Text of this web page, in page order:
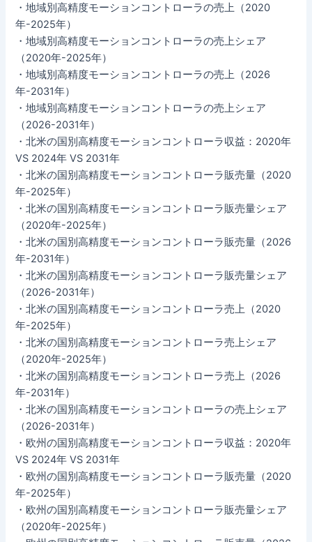
・地域別高精度モーションコントローラの売上（2020
年-2025年）
・地域別高精度モーションコントローラの売上シェア
（2020年-2025年）
・地域別高精度モーションコントローラの売上（2026
年-2031年）
・地域別高精度モーションコントローラの売上シェア
（2026-2031年）
・北米の国別高精度モーションコントローラ収益：2020年
VS 2024年 VS 2031年
・北米の国別高精度モーションコントローラ販売量（2020
年-2025年）
・北米の国別高精度モーションコントローラ販売量シェア
（2020年-2025年）
・北米の国別高精度モーションコントローラ販売量（2026
年-2031年）
・北米の国別高精度モーションコントローラ販売量シェア
（2026-2031年）
・北米の国別高精度モーションコントローラ売上（2020
年-2025年）
・北米の国別高精度モーションコントローラ売上シェア
（2020年-2025年）
・北米の国別高精度モーションコントローラ売上（2026
年-2031年）
・北米の国別高精度モーションコントローラの売上シェア
（2026-2031年）
・欧州の国別高精度モーションコントローラ収益：2020年
VS 2024年 VS 2031年
・欧州の国別高精度モーションコントローラ販売量（2020
年-2025年）
・欧州の国別高精度モーションコントローラ販売量シェア
（2020年-2025年）